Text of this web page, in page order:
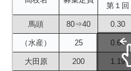
第１回
馬頭 80⇒40 0.30
（水産） 25 0.64
大田原 200 1.19